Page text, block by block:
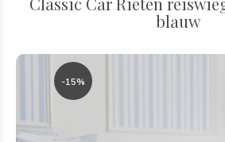
blauw
-15%